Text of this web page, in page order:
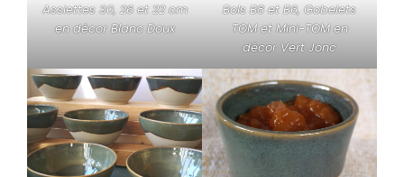
Assiettes 30, 26 et 22 cm
en décor Blanc Doux
Bols B8 et B6, Gobelets
TOM et Mini-TOM en
décor Vert Jonc